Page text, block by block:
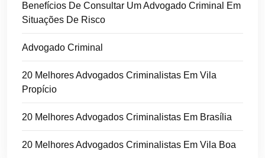
Benefícios De Consultar Um Advogado Criminal Em
Situações De Risco
Advogado Criminal
20 Melhores Advogados Criminalistas Em Vila
Propício
20 Melhores Advogados Criminalistas Em Brasília
20 Melhores Advogados Criminalistas Em Vila Boa